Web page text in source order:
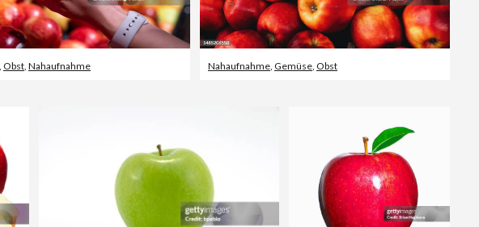
Obst Nahaufnahme Nahaufnahme Gemüse Obst